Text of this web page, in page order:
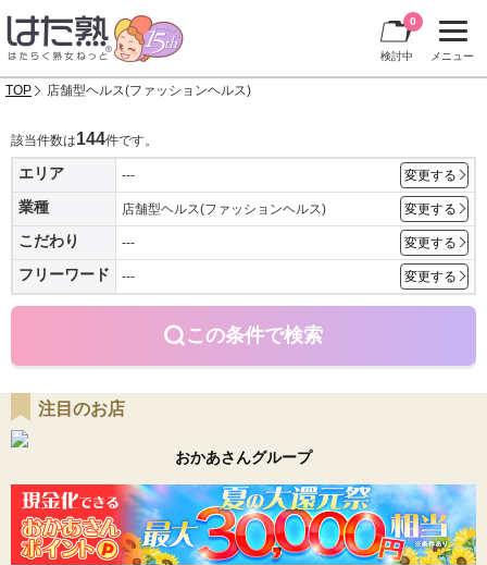
メニュー
検討中
0
TOP 店舗型ヘルス(ファッションヘルス)
該当件数は144件です。
エリア --- 変更する
業種 店舗型ヘルス(ファッションヘルス) 変更する
こだわり --- 変更する
フリーワード --- 変更する
この条件で検索
注目のお店
おかあさんグループ